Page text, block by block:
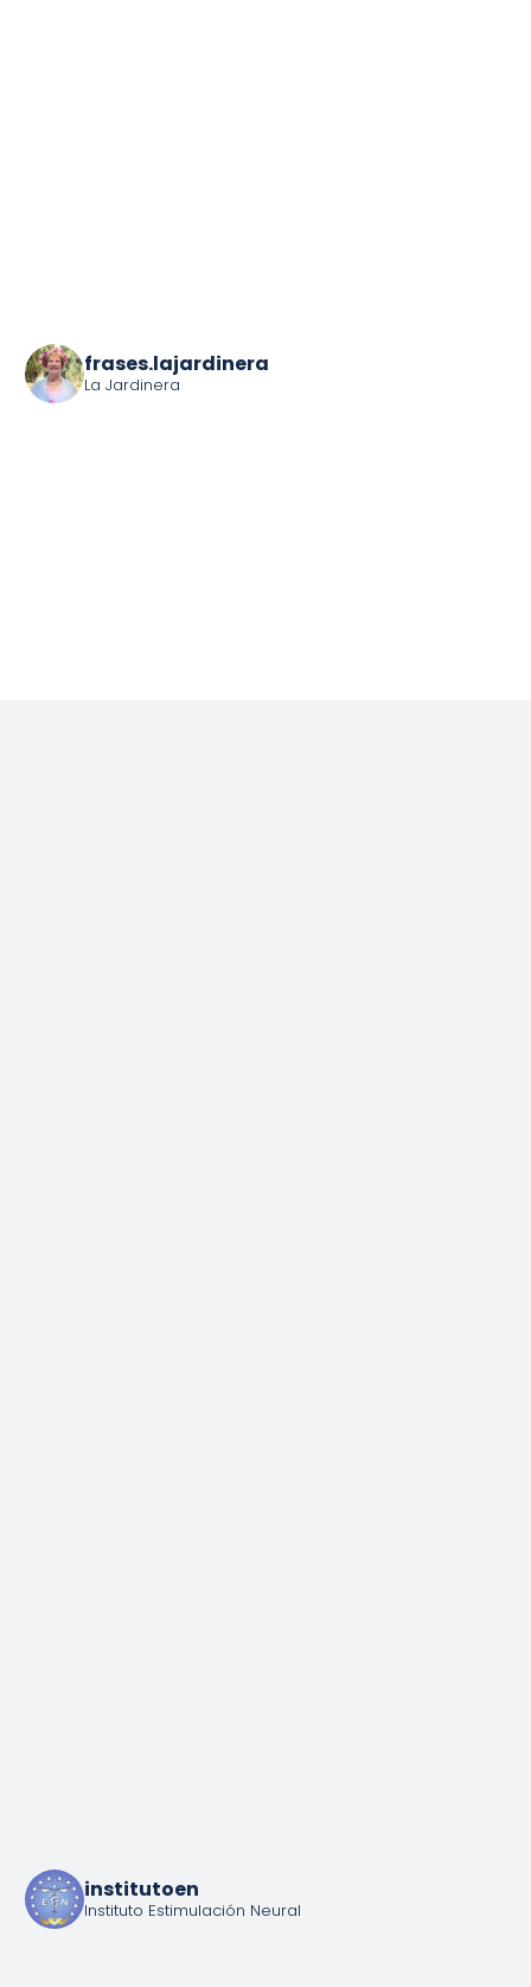
frases.lajardinera
La Jardinera
institutoen
Instituto Estimulación Neural